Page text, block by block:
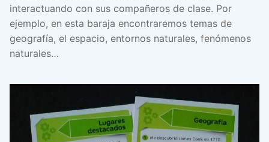
interactuando con sus compañeros de clase. Por
ejemplo, en esta baraja encontraremos temas de
geografía, el espacio, entornos naturales, fenómenos
naturales…